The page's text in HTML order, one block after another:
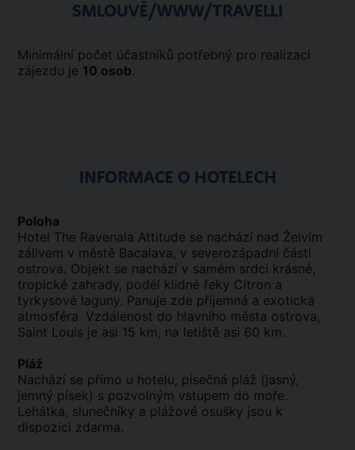
SMLOUVĚ/WWW/TRAVELLI
Minimální počet účastníků potřebný pro realizaci
zájezdu je 10 osob.
INFORMACE O HOTELECH
Poloha
Hotel The Ravenala Attitude se nachází nad Želvím
zálivem v městě Bacalava, v severozápadní části
ostrova. Objekt se nachází v samém srdci krásné,
tropické zahrady, podél klidné řeky Citron a
tyrkysové laguny. Panuje zde příjemná a exotická
atmosféra. Vzdálenost do hlavního města ostrova,
Saint Louis je asi 15 km, na letiště asi 60 km.
Pláž
Nachází se přímo u hotelu, písečná pláž (jasný,
jemný písek) s pozvolným vstupem do moře.
Lehátka, slunečníky a plážové osušky jsou k
dispozici zdarma.